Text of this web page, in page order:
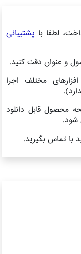
پشتیبانی
مختلف اجرا
محصول قابل دانلود